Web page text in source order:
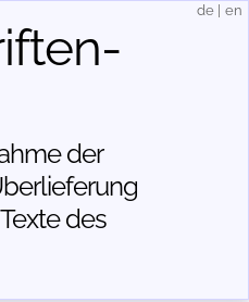
der
des
de en